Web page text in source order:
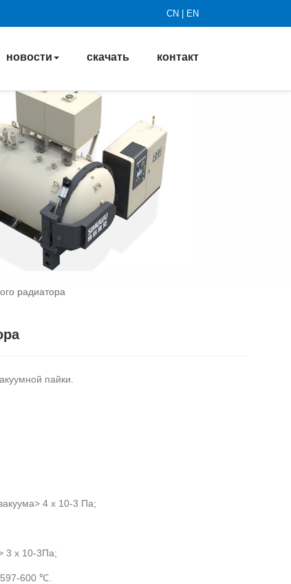
CN EN
новости скачать контакт
радиатора
пайки.
4 х 10-3 Па;
3 x 10-3Пa;
600 ℃.